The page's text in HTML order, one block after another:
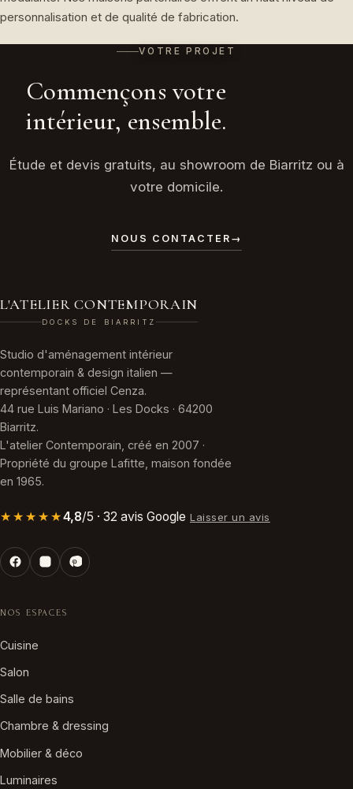
personnalisation et de qualité de fabrication.
VOTRE PROJET
Commençons votre
intérieur, ensemble.
Étude et devis gratuits, au showroom de Biarritz ou à
votre domicile.
NOUS CONTACTER →
L'ATELIER CONTEMPORAIN
DOCKS DE BIARRITZ
Studio d'aménagement intérieur
contemporain & design italien —
représentant officiel Cenza.
44 rue Luis Mariano · Les Docks · 64200
Biarritz.
L'atelier Contemporain, créé en 2007 ·
Propriété du groupe Lafitte, maison fondée
en 1965.
★★★★★4,8/5 · 32 avis Google Laisser un avis
NOS ESPACES
Cuisine
Salon
Salle de bains
Chambre & dressing
Mobilier & déco
Luminaires